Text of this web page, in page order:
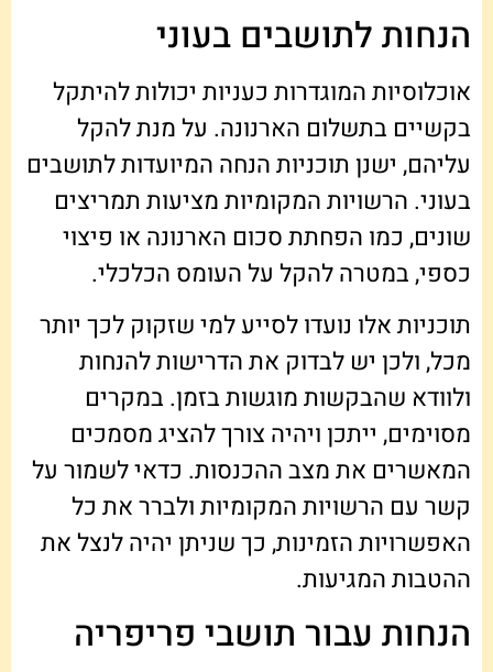
הנחות לתושבים בעוני
אוכלוסיות המוגדרות כעניות יכולות להיתקל
בקשיים בתשלום הארנונה. על מנת להקל
עליהם, ישנן תוכניות הנחה המיועדות לתושבים
בעוני. הרשויות המקומיות מציעות תמריצים
שונים, כמו הפחתת סכום הארנונה או פיצוי
כספי, במטרה להקל על העומס הכלכלי.
תוכניות אלו נועדו לסייע למי שזקוק לכך יותר
מכל, ולכן יש לבדוק את הדרישות להנחות
ולוודא שהבקשות מוגשות בזמן. במקרים
מסוימים, ייתכן ויהיה צורך להציג מסמכים
המאשרים את מצב ההכנסות. כדאי לשמור על
קשר עם הרשויות המקומיות ולברר את כל
האפשרויות הזמינות, כך שניתן יהיה לנצל את
ההטבות המגיעות.
הנחות עבור תושבי פריפריה